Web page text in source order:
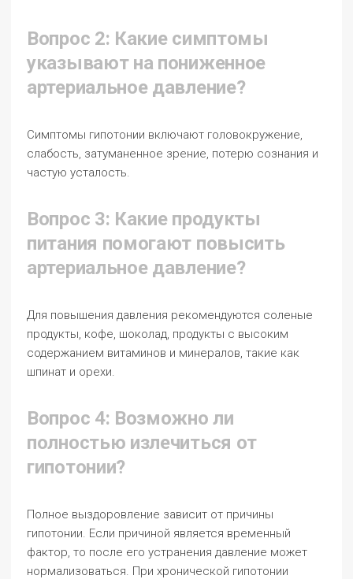
Вопрос 2: Какие симптомы
указывают на пониженное
артериальное давление?
Симптомы гипотонии включают головокружение,
слабость, затуманенное зрение, потерю сознания и
частую усталость.
Вопрос 3: Какие продукты
питания помогают повысить
артериальное давление?
Для повышения давления рекомендуются соленые
продукты, кофе, шоколад, продукты с высоким
содержанием витаминов и минералов, такие как
шпинат и орехи.
Вопрос 4: Возможно ли
полностью излечиться от
гипотонии?
Полное выздоровление зависит от причины
гипотонии. Если причиной является временный
фактор, то после его устранения давление может
нормализоваться. При хронической гипотонии